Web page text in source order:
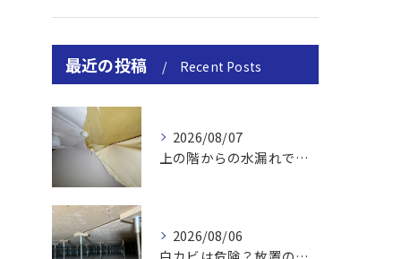
最近の投稿 Recent Posts
2026/08/07
上の階からの水漏れでカビ｜対処法と業者
2026/08/06